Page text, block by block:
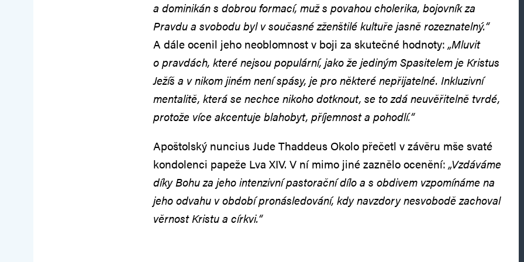
a dominikán s dobrou formací, muž s povahou cholerika, bojovník za
Pravdu a svobodu byl v současné zženštilé kultuře jasně rozeznatelný.“
A dále ocenil jeho neoblomnost v boji za skutečné hodnoty:„Mluvit
o pravdách, které nejsou populární, jako že jediným Spasitelem je Kristus
Ježíš a v nikom jiném není spásy, je pro některé nepřijatelné. Inkluzivní
mentalitě, která se nechce nikoho dotknout, se to zdá neuvěřitelně tvrdé,
protože více akcentuje blahobyt, příjemnost a pohodlí.“
Apoštolský nuncius Jude Thaddeus Okolo přečetl v závěru mše svaté
kondolenci papeže Lva XIV. V ní mimo jiné zaznělo ocenění:„Vzdáváme
díky Bohu za jeho intenzivní pastorační dílo a s obdivem vzpomínáme na
jeho odvahu v období pronásledování, kdy navzdory nesvobodě zachoval
věrnost Kristu a církvi.“